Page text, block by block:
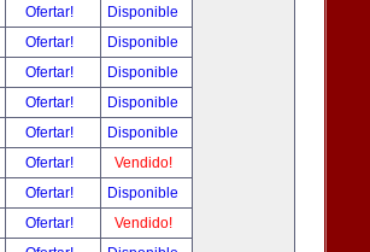
Ofertar!
Disponible
Ofertar!
Disponible
Ofertar!
Disponible
Ofertar!
Disponible
Ofertar!
Disponible
Ofertar!
Vendido!
Ofertar!
Disponible
Ofertar!
Vendido!